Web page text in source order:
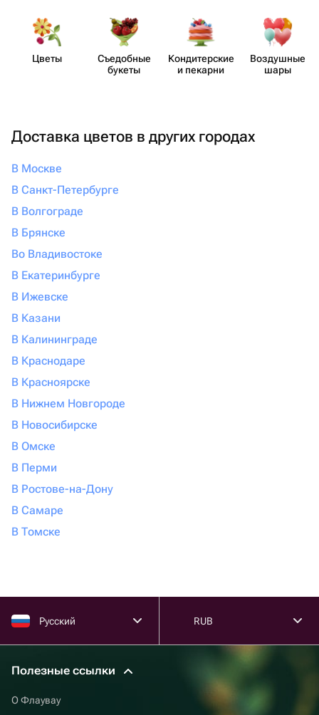
Цветы
Съедобные
букеты
Кондит​ерские
и пекарни
Воздушные
шары
Доставка цветов в других городах
В Москве
В Санкт-Петербурге
В Волгограде
В Брянске
Во Владивостоке
В Екатеринбурге
В Ижевске
В Казани
В Калининграде
В Краснодаре
В Красноярске
В Нижнем Новгороде
В Новосибирске
В Омске
В Перми
В Ростове-на-Дону
В Самаре
В Томске
Русский RUB
Полезные ссылки
О Флаувау